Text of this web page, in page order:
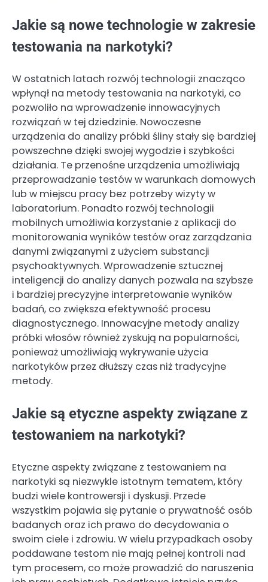
Jakie są nowe technologie w zakresie
testowania na narkotyki?
W ostatnich latach rozwój technologii znacząco
wpłynął na metody testowania na narkotyki, co
pozwoliło na wprowadzenie innowacyjnych
rozwiązań w tej dziedzinie. Nowoczesne
urządzenia do analizy próbki śliny stały się bardziej
powszechne dzięki swojej wygodzie i szybkości
działania. Te przenośne urządzenia umożliwiają
przeprowadzanie testów w warunkach domowych
lub w miejscu pracy bez potrzeby wizyty w
laboratorium. Ponadto rozwój technologii
mobilnych umożliwia korzystanie z aplikacji do
monitorowania wyników testów oraz zarządzania
danymi związanymi z użyciem substancji
psychoaktywnych. Wprowadzenie sztucznej
inteligencji do analizy danych pozwala na szybsze
i bardziej precyzyjne interpretowanie wyników
badań, co zwiększa efektywność procesu
diagnostycznego. Innowacyjne metody analizy
próbki włosów również zyskują na popularności,
ponieważ umożliwiają wykrywanie użycia
narkotyków przez dłuższy czas niż tradycyjne
metody.
Jakie są etyczne aspekty związane z
testowaniem na narkotyki?
Etyczne aspekty związane z testowaniem na
narkotyki są niezwykle istotnym tematem, który
budzi wiele kontrowersji i dyskusji. Przede
wszystkim pojawia się pytanie o prywatność osób
badanych oraz ich prawo do decydowania o
swoim ciele i zdrowiu. W wielu przypadkach osoby
poddawane testom nie mają pełnej kontroli nad
tym procesem, co może prowadzić do naruszenia